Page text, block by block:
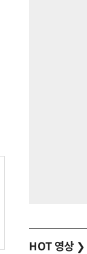
HOT 영상 ❯